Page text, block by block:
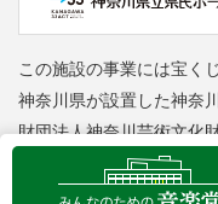
この施設の事業には宝く
神奈川県が設置した神奈
財団法人神奈川芸術文化
Copyright © Kanagawa